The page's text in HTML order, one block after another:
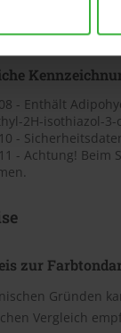
- Enthält
2H-isothiazol-
-
- Achtung!
zur
Gründen
Vergleich